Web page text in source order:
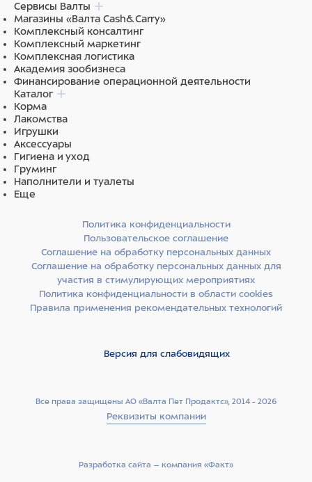
Сервисы Валты
Магазины «Валта Cash&Carry»
Комплексный консалтинг
Комплексный маркетинг
Комплексная логистика
Академия зообизнеса
Финансирование операционной деятельности
Каталог
Корма
Лакомства
Игрушки
Аксессуары
Гигиена и уход
Груминг
Наполнители и туалеты
Еще
Все права защищены АО «Валта Пет Продактс», 2014 - 2026
Реквизиты компании
Политика конфиденциальности
Пользовательское соглашение
Соглашение на обработку персональных данных
Соглашение на обработку персональных данных для
участия в стимулирующих мероприятиях
Политика конфиденциальности в области cookies
Правила применения рекомендательных технологий
Версия для слабовидящих
Разработка сайта –­ компания «Факт»